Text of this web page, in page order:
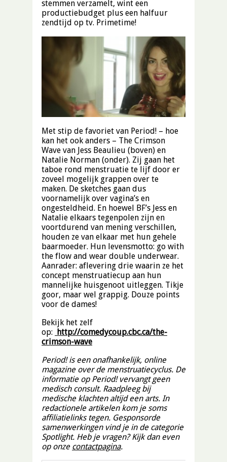
stemmen verzamelt, wint een
productiebudget plus een halfuur
zendtijd op tv. Primetime!
Met stip de favoriet van Period! – hoe
kan het ook anders – The Crimson
Wave van Jess Beaulieu (boven) en
Natalie Norman (onder). Zij gaan het
taboe rond menstruatie te lijf door er
zoveel mogelijk grappen over te
maken. De sketches gaan dus
voornamelijk over vagina’s en
ongesteldheid. En hoewel BF’s Jess en
Natalie elkaars tegenpolen zijn en
voortdurend van mening verschillen,
houden ze van elkaar met hun gehele
baarmoeder. Hun levensmotto: go with
the flow and wear double underwear.
Aanrader: aflevering drie waarin ze het
concept menstruatiecup aan hun
mannelijke huisgenoot uitleggen. Tikje
goor, maar wel grappig. Douze points
voor de dames!
Bekijk het zelf
op: http://comedycoup.cbc.ca/the-
crimson-wave
Period! is een onafhankelijk, online
magazine over de menstruatiecyclus. De
informatie op Period! vervangt geen
medisch consult. Raadpleeg bij
medische klachten altijd een arts. In
redactionele artikelen kom je soms
affiliatielinks tegen. Gesponsorde
samenwerkingen vind je in de categorie
Spotlight. Heb je vragen? Kijk dan even
op onze contactpagina.